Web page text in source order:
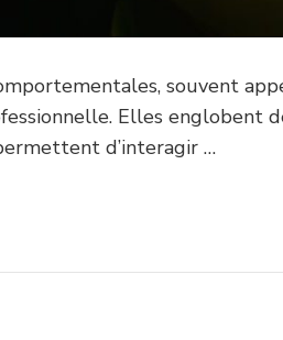
souvent
Elles englobent
d’interagir …